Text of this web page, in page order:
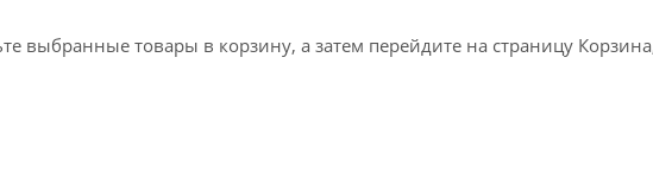
выбранные товары в корзину, а затем перейдите на страницу